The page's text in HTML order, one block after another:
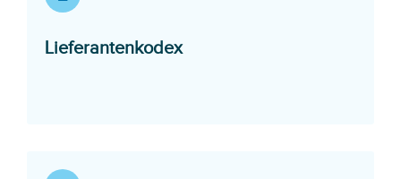
LieferantenkodexOpens in a new window